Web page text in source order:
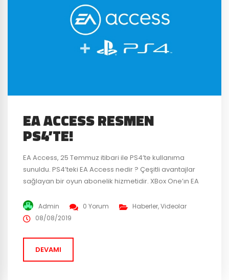
EA ACCESS RESMEN
PS4’TE!
EA Access, 25 Temmuz itibari ile PS4’te kullanıma
sunuldu. PS4’teki EA Access nedir ? Çeşitli avantajlar
sağlayan bir oyun abonelik hizmetidir. XBox One’ın EA
sağlar. 2014 yılında ‘PlayStation Plus üyeliği’ gibi
sorunlar nedeniyle “EA Access” piyasaya sürülmedi. 25
sürülmesiyle, PS4 kullanıcıları diğer...
Admin 0 Yorum Haberler,Videolar
08/08/2019
DEVAMI